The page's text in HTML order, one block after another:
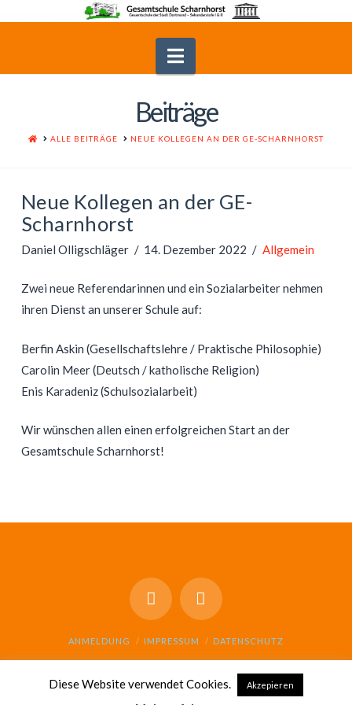
Navigation
Beiträge
HOMEALLE BEITRÄGE NEUE KOLLEGEN AN DER GE-SCHARNHORST
Neue Kollegen an der GE-
Scharnhorst
Daniel Olligschläger 14. Dezember 2022 Allgemein
Zwei neue Referendarinnen und ein Sozialarbeiter nehmen
ihren Dienst an unserer Schule auf:
Berfin Askin (Gesellschaftslehre / Praktische Philosophie)
Carolin Meer (Deutsch / katholische Religion)
Enis Karadeniz (Schulsozialarbeit)
Wir wünschen allen einen erfolgreichen Start an der
Gesamtschule Scharnhorst!
ANMELDUNG IMPRESSUM DATENSCHUTZ
Diese Website verwendet Cookies. Akzepieren